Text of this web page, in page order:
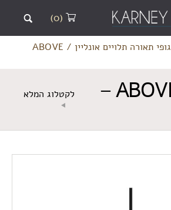
(0)
גופי תאורה תלויים אונליין/
ABOVE
ABOVE SUS 250 – לקטלוג המלא